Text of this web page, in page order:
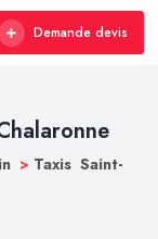
Demande devis
> Taxis Saint-